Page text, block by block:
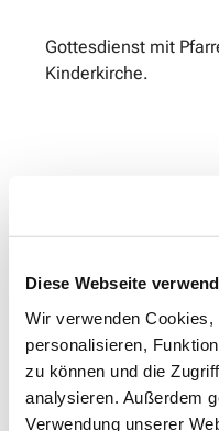
Diese Webseite
Wir verwenden
personalisieren,
zu können und die
analysieren. Außerdem
Verwendung unserer
Gottesdienst mit
Kinderkirche.